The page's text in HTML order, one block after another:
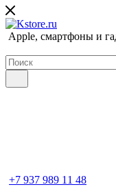
Apple, cмартфоны и
+7 937 989 11 48